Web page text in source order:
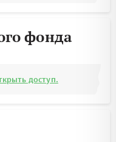
фонда
доступ.